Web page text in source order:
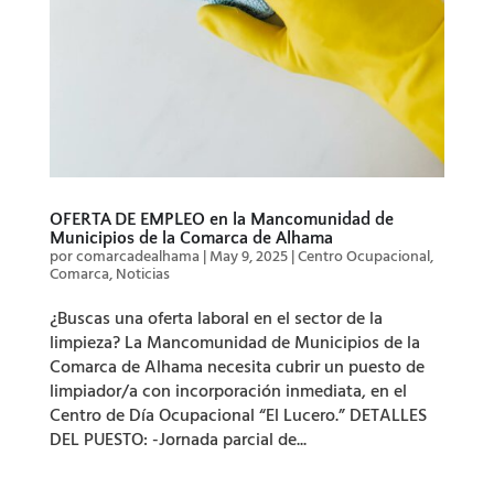
OFERTA DE EMPLEO en la Mancomunidad de
Municipios de la Comarca de Alhama
porcomarcadealhama | May 9, 2025|Centro Ocupacional,
Comarca, Noticias
¿Buscas una oferta laboral en el sector de la
limpieza? La Mancomunidad de Municipios de la
Comarca de Alhama necesita cubrir un puesto de
limpiador/a con incorporación inmediata, en el
Centro de Día Ocupacional “El Lucero.” DETALLES
DEL PUESTO: -Jornada parcial de...